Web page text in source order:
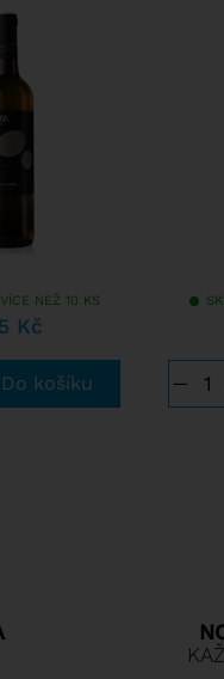
NEŽ 10 KS
Kč
−